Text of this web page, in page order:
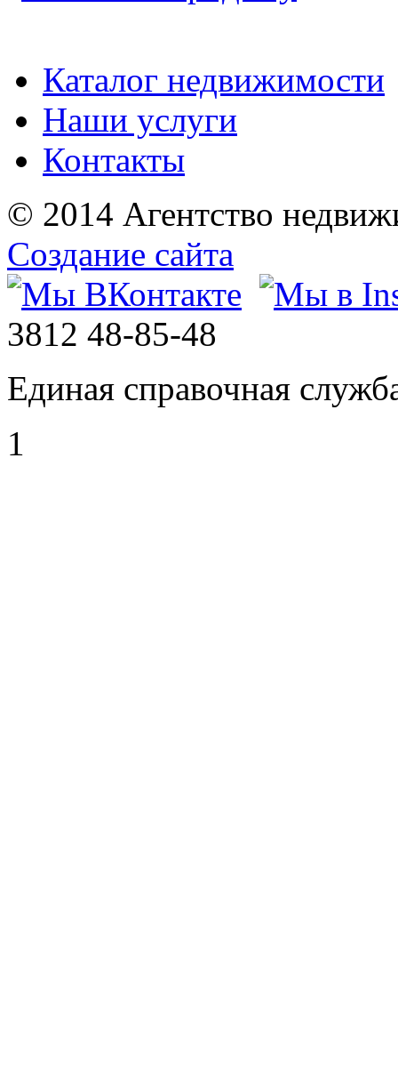
Каталог недвижимости
Наши услуги
Контакты
© 2014 Агентство
Создание сайта
3812 48-85-48
Единая справочная
1